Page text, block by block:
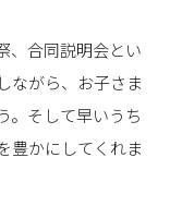
、合同説明会とい
ながら、お子さま
。そして早いうち
豊かにしてくれま